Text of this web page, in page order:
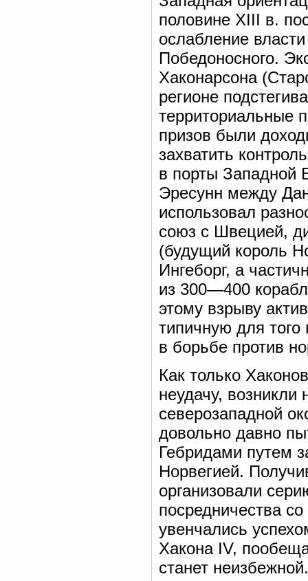
половине XIII в.
ослабление
Победоносного.
Хаконарсона
регионе
территориальные
призов были
захватить
в порты Западной
Эресунн между
использовал
союз с Швецией,
(будущий король
Ингеборг, а
из 300—400
этому взрыву
типичную для
в борьбе против
Как только
неудачу,
северозападной
довольно давно
Гебридами путем
Норвегией.
организовали
посредничества
увенчались
Хакона IV,
станет